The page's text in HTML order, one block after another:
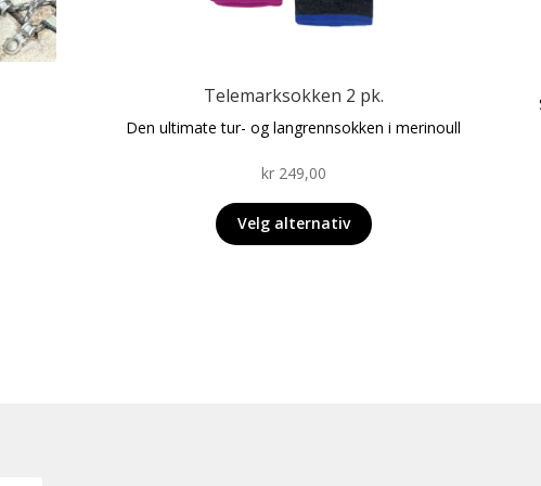
Telemarksokken 2 pk.
Den ultimate tur- og langrennsokken i merinoull
kr249,00
Velg alternativ
produktet
varianter.
kan
velges
på
produktsiden